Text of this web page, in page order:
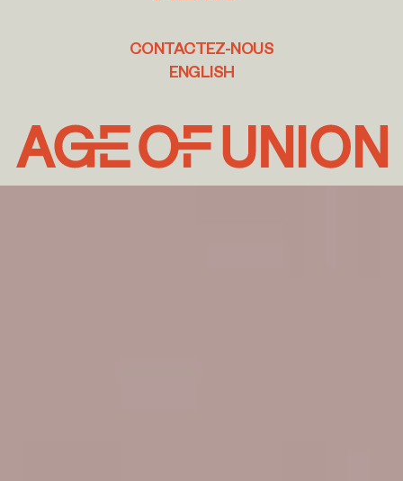
CONTACTEZ-NOUS
ENGLISH
Age
of
Union